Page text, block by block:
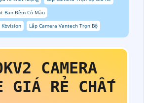
Ban Đêm Có Màu
Kbvision
Lắp Camera Vantech Trọn Bộ
CAMERA
GIÁ RẺ CHẤT